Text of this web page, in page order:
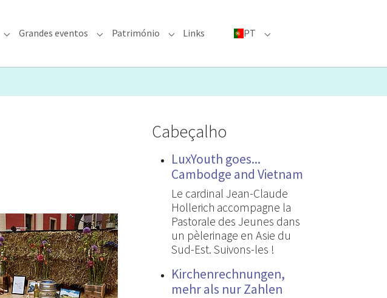
Submenu for "Formação"
Grandes eventos Submenu for "Grandes eventos"
Património Submenu for "Património"
Links PT Submenu for "PT"
version
Cabeçalho
LuxYouth goes...
Cambodge and Vietnam
Le cardinal Jean-Claude
Hollerich accompagne la
Pastorale des Jeunes dans
un pèlerinage en Asie du
Sud-Est. Suivons-les !
Kirchenrechnungen,
mehr als nur Zahlen